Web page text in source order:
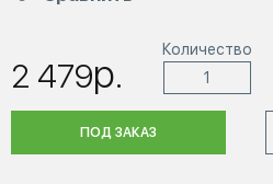
2 479р.
Количество
ПОД ЗАКАЗ